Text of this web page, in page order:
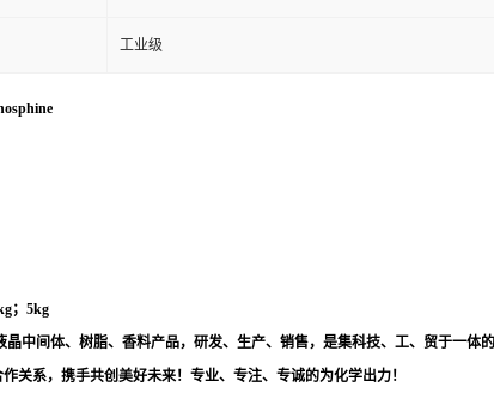
工业级
；5kg
晶中间体、树脂、香料产品，研发、生产、销售，是集科技、工、贸于一
关系，携手共创美好未来！专业、专注、专诚的为化学出力！